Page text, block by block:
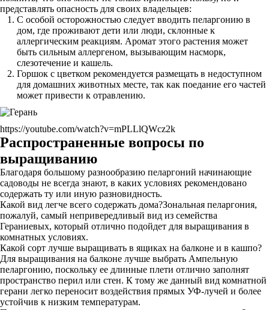
представлять опасность для своих владельцев:
С особой осторожностью следует вводить пеларгонию в
дом, где проживают дети или люди, склонные к
аллергическим реакциям. Аромат этого растения может
быть сильным аллергеном, вызывающим насморк,
слезотечение и кашель.
Горшок с цветком рекомендуется размещать в недоступном
для домашних животных месте, так как поедание его частей
может привести к отравлению.
https://youtube.com/watch?v=mPLLlQWcz2k
Распространенные вопросы по
выращиванию
Благодаря большому разнообразию пеларгоний начинающие
садоводы не всегда знают, в каких условиях рекомендовано
содержать ту или иную разновидность.
Какой вид легче всего содержать дома?Зональная пеларгония,
пожалуй, самый непривередливый вид из семейства
Гераниевых, который отлично подойдет для выращивания в
комнатных условиях.
Какой сорт лучше выращивать в ящиках на балконе и в кашпо?
Для выращивания на балконе лучше выбрать Ампельную
пеларгонию, поскольку ее длинные плети отлично заполнят
пространство перил или стен. К тому же данный вид комнатной
герани легко переносит воздействия прямых УФ-лучей и более
устойчив к низким температурам.